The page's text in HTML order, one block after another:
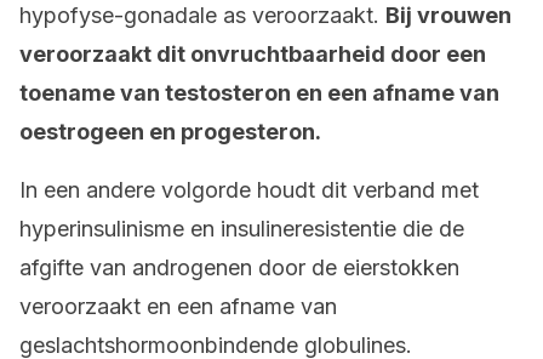
hypofyse-gonadale as veroorzaakt. Bij vrouwen
veroorzaakt dit onvruchtbaarheid door een
toename van testosteron en een afname van
oestrogeen en progesteron.
In een andere volgorde houdt dit verband met
hyperinsulinisme en insulineresistentie die de
afgifte van androgenen door de eierstokken
veroorzaakt en een afname van
geslachtshormoonbindende globulines.